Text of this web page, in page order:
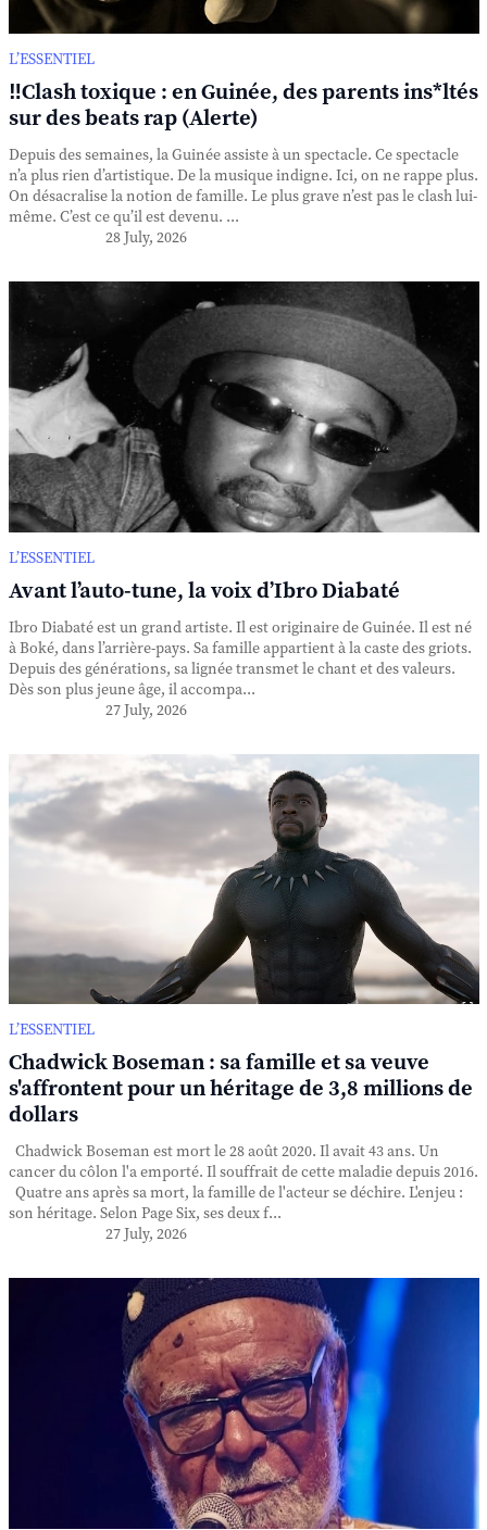
L’ESSENTIEL
‼️Clash toxique : en Guinée, des parents ins*ltés
sur des beats rap (Alerte)
Depuis des semaines, la Guinée assiste à un spectacle. Ce spectacle
n’a plus rien d’artistique. De la musique indigne. Ici, on ne rappe plus.
On désacralise la notion de famille. Le plus grave n’est pas le clash lui-
même. C’est ce qu’il est devenu. ...
28 July, 2026
L’ESSENTIEL
Avant l’auto-tune, la voix d’Ibro Diabaté
Ibro Diabaté est un grand artiste. Il est originaire de Guinée. Il est né
à Boké, dans l’arrière-pays. Sa famille appartient à la caste des griots.
Depuis des générations, sa lignée transmet le chant et des valeurs.
Dès son plus jeune âge, il accompa...
27 July, 2026
L’ESSENTIEL
Chadwick Boseman : sa famille et sa veuve
s'affrontent pour un héritage de 3,8 millions de
dollars
Chadwick Boseman est mort le 28 août 2020. Il avait 43 ans. Un
cancer du côlon l'a emporté. Il souffrait de cette maladie depuis 2016.
Quatre ans après sa mort, la famille de l'acteur se déchire. L'enjeu :
son héritage. Selon Page Six, ses deux f...
27 July, 2026